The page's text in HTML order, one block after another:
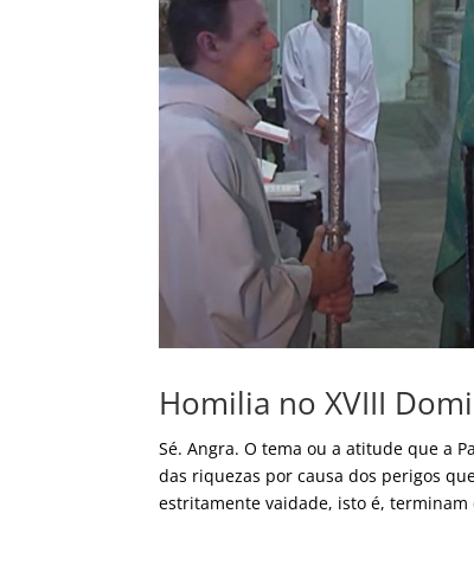
Homilia no XVIII
Sé. Angra. O tema ou a atitude que a
das riquezas por causa dos perigos
estritamente vaidade, isto é, terminam